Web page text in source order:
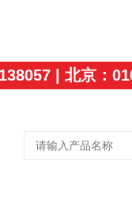
| 北京